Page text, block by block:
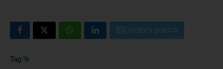
INDEKS BERITA
Tag